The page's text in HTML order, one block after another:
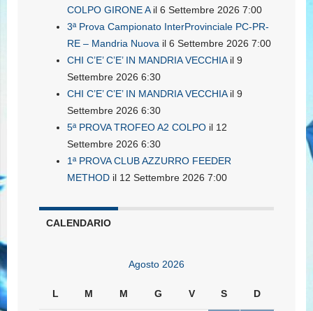
COLPO GIRONE Ail 6 Settembre 2026 7:00
3ª Prova Campionato InterProvinciale PC-PR-
RE – Mandria Nuova il 6 Settembre 2026 7:00
CHI C’E’ C’E’ IN MANDRIA VECCHIAil 9
Settembre 2026 6:30
CHI C’E’ C’E’ IN MANDRIA VECCHIAil 9
Settembre 2026 6:30
5ª PROVA TROFEO A2 COLPO il 12
Settembre 2026 6:30
1ª PROVA CLUB AZZURRO FEEDER
METHOD il 12 Settembre 2026 7:00
CALENDARIO
Agosto 2026
L M M G V S D